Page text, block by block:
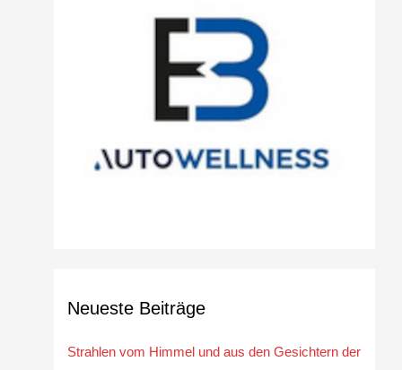
Neueste Beiträge
Strahlen vom Himmel und aus den Gesichtern der